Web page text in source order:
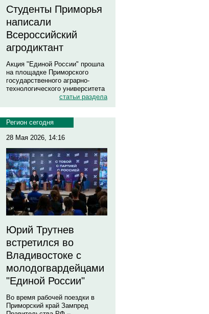
Студенты Приморья
написали
Всероссийский
агродиктант
Акция "Единой России" прошла
на площадке Приморского
государственного аграрно-
технологического университета
статьи раздела
Регион сегодня
28 Мая 2026, 14:16
Юрий Трутнев
встретился во
Владивостоке с
молодогвардейцами
"Единой России"
Во время рабочей поездки в
Приморский край Зампред